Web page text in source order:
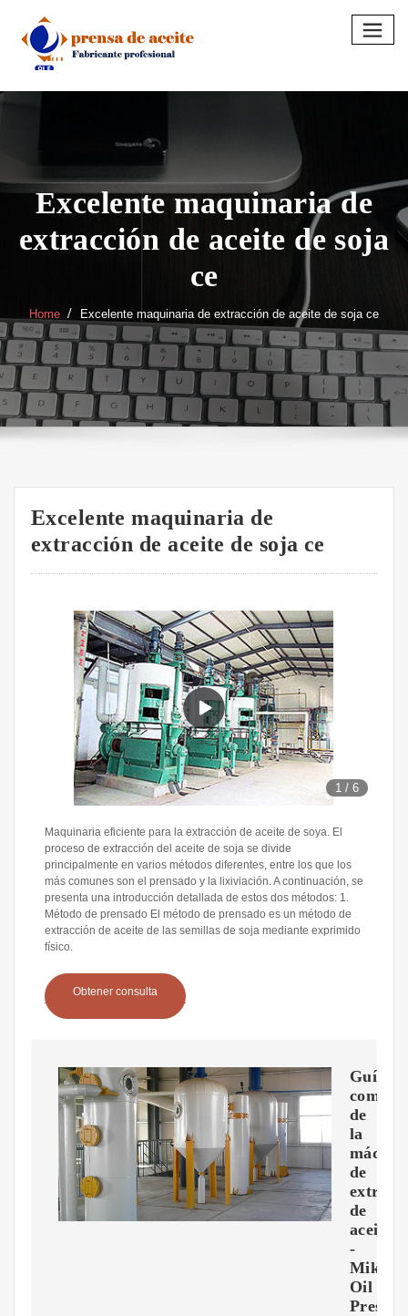
content
Excelente maquinaria de
extracción de aceite de soja
ce
Home Excelente maquinaria de extracción de aceite de soja ce
Excelente maquinaria de
extracción de aceite de soja ce
1 /6
Maquinaria eficiente para la extracción de aceite de soya. El
proceso de extracción del aceite de soja se divide
principalmente en varios métodos diferentes, entre los que los
más comunes son el prensado y la lixiviación. A continuación, se
presenta una introducción detallada de estos dos métodos: 1.
Método de prensado El método de prensado es un método de
extracción de aceite de las semillas de soja mediante exprimido
físico.
Obtener consulta
Guía
de
la
de
de
aceite
-
Mikim
Oil
Press